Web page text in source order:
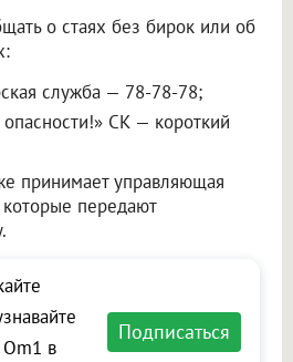
о стаях без бирок или об
служба — 78-78-78;
СК — короткий
принимает управляющая
передают
в
Подписаться